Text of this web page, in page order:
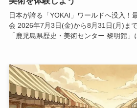
日本が誇る「YOKAI」ワールドへ没入！
会 2026年7月3日(金)から8月31日(月)ま
「鹿児島県歴史・美術センター 黎明館」